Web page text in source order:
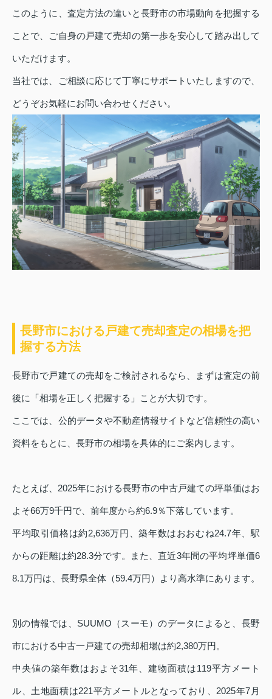
このように、査定方法の違いと長野市の市場動向を把握する
ことで、ご自身の戸建て売却の第一歩を安心して踏み出して
いただけます。
当社では、ご相談に応じて丁寧にサポートいたしますので、
どうぞお気軽にお問い合わせください。
長野市における戸建て売却査定の相場を把
握する方法
長野市で戸建ての売却をご検討されるなら、まずは査定の前
後に「相場を正しく把握する」ことが大切です。
ここでは、公的データや不動産情報サイトなど信頼性の高い
資料をもとに、長野市の相場を具体的にご案内します。
たとえば、2025年における長野市の中古戸建ての坪単価はお
よそ66万9千円で、前年度から約6.9％下落しています。
平均取引価格は約2,636万円、築年数はおおむね24.7年、駅
からの距離は約28.3分です。また、直近3年間の平均坪単価6
8.1万円は、長野県全体（59.4万円）より高水準にあります。
別の情報では、SUUMO（スーモ）のデータによると、長野
市における中古一戸建ての売却相場は約2,380万円。
中央値の築年数はおよそ31年、建物面積は119平方メート
ル、土地面積は221平方メートルとなっており、2025年7月